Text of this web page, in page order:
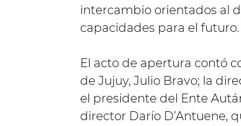
intercambio orientados al
capacidades para el futuro.
El acto de apertura contó
de Jujuy, Julio Bravo; la
el presidente del Ente
director Darío D’Antuene,